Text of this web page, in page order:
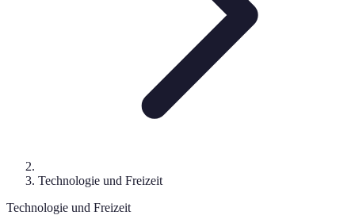
Technologie und Freizeit
Technologie und Freizeit